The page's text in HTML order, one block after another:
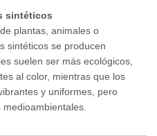
sintéticos
plantas, animales o
sintéticos se producen
suelen ser más ecológicos,
al color, mientras que los
y uniformes, pero